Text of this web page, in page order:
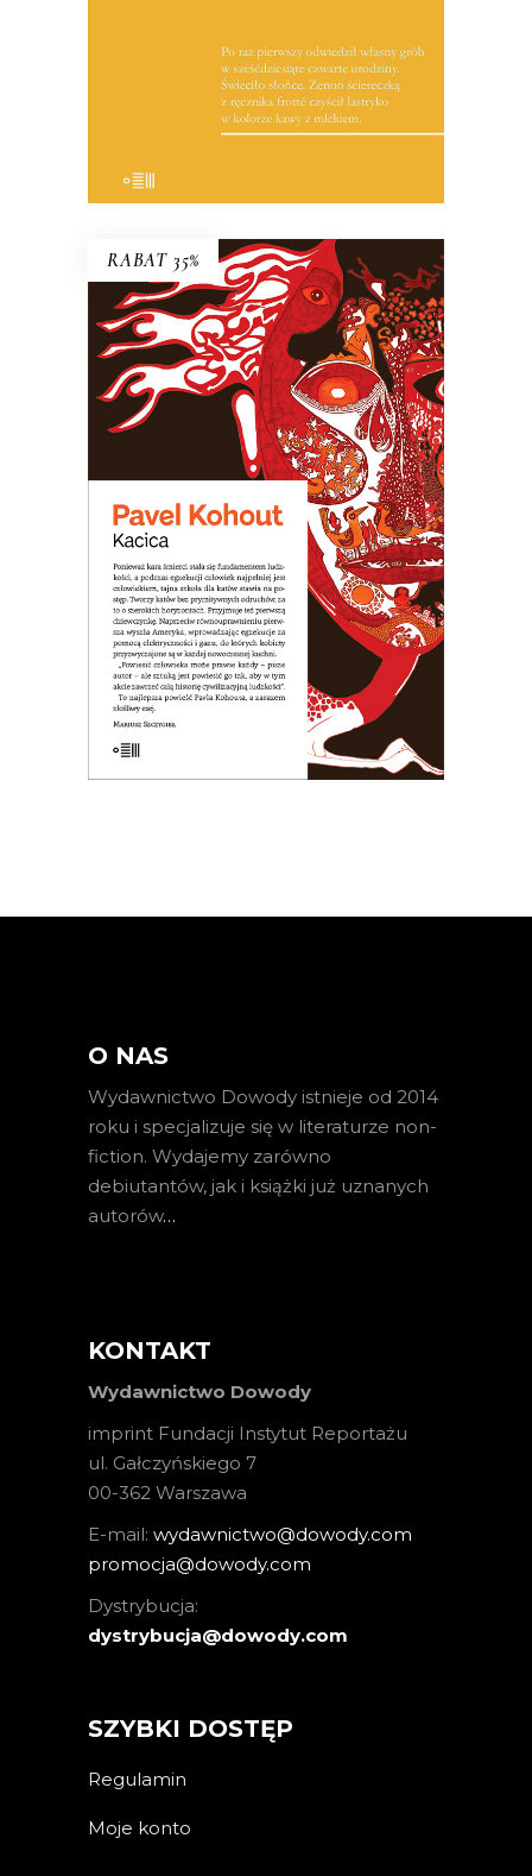
39.00zł 19.50zł
RABAT 35%
E-BOOK DO KOSZYKA
KACICA
Opowieść o dziewczynce, która nie
zdała do liceum teatralnego, więc
poszła do szkoły dla katów. Arcydzieło
czarnego humoru!
48.00zł 31.20 zł
KSIĄŻKA DO KOSZYKA
O NAS
Wydawnictwo Dowody istnieje od 2014
roku i specjalizuje się w literaturze non-
fiction. Wydajemy zarówno
debiutantów, jak i książki już uznanych
autorów…
KONTAKT
Wydawnictwo Dowody
imprint Fundacji Instytut Reportażu
ul. Gałczyńskiego 7
00-362 Warszawa
E-mail: wydawnictwo@dowody.com
promocja@dowody.com
Dystrybucja:
dystrybucja@dowody.com
SZYBKI DOSTĘP
Regulamin
Moje konto